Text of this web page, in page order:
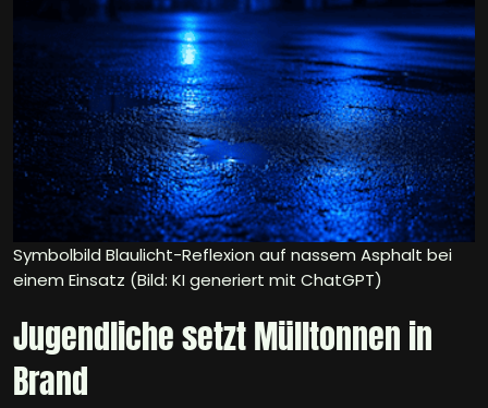
Symbolbild Blaulicht-Reflexion auf nassem Asphalt bei
einem Einsatz (Bild: KI generiert mit ChatGPT)
Jugendliche setzt Mülltonnen in
Brand